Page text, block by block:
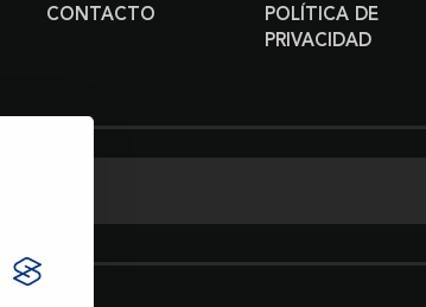
CONTACTO
POLÍTICA DE
PRIVACIDAD